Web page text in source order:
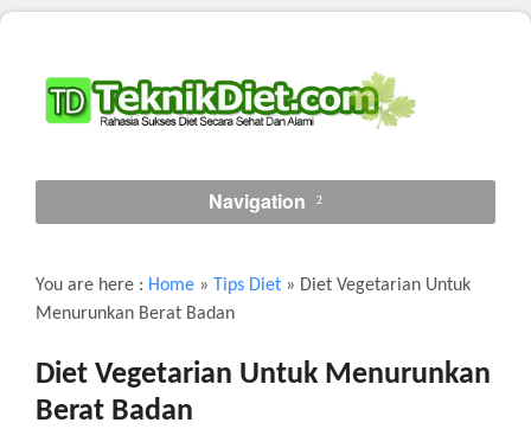
Navigation
You are here : Home » Tips Diet » Diet Vegetarian Untuk
Menurunkan Berat Badan
Diet Vegetarian Untuk Menurunkan
Berat Badan